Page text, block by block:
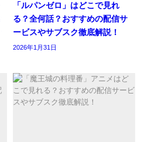
「ルパンゼロ」はどこで見れ
る？全何話？おすすめの配信サ
ービスやサブスク徹底解説！
2026年1月31日